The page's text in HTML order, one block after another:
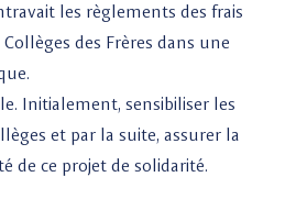
les règlements des frais
des Frères dans une
Initialement, sensibiliser les
et par la suite, assurer la
de ce projet de solidarité.